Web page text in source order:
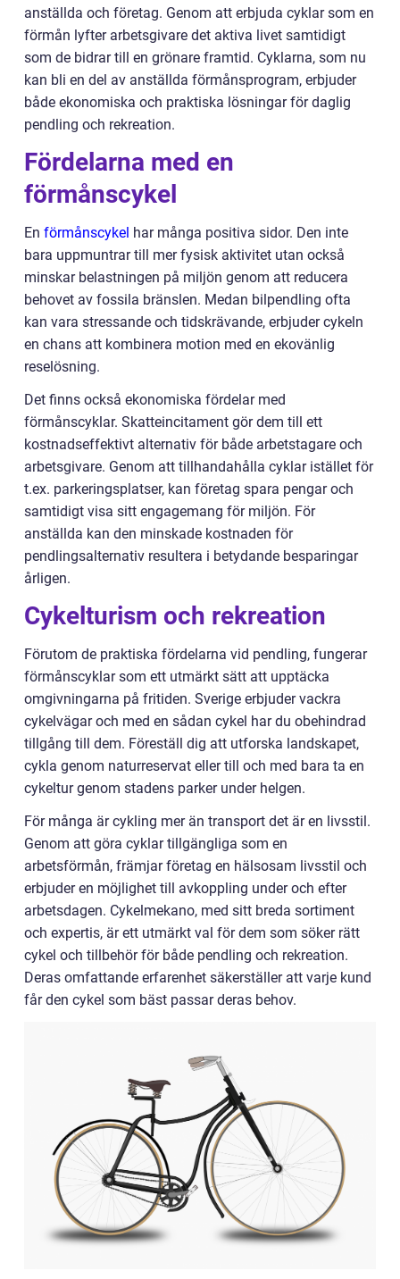
anställda och företag. Genom att erbjuda cyklar som en
förmån lyfter arbetsgivare det aktiva livet samtidigt
som de bidrar till en grönare framtid. Cyklarna, som nu
kan bli en del av anställda förmånsprogram, erbjuder
både ekonomiska och praktiska lösningar för daglig
pendling och rekreation.
Fördelarna med en
förmånscykel
En förmånscykel har många positiva sidor. Den inte
bara uppmuntrar till mer fysisk aktivitet utan också
minskar belastningen på miljön genom att reducera
behovet av fossila bränslen. Medan bilpendling ofta
kan vara stressande och tidskrävande, erbjuder cykeln
en chans att kombinera motion med en ekovänlig
reselösning.
Det finns också ekonomiska fördelar med
förmånscyklar. Skatteincitament gör dem till ett
kostnadseffektivt alternativ för både arbetstagare och
arbetsgivare. Genom att tillhandahålla cyklar istället för
t.ex. parkeringsplatser, kan företag spara pengar och
samtidigt visa sitt engagemang för miljön. För
anställda kan den minskade kostnaden för
pendlingsalternativ resultera i betydande besparingar
årligen.
Cykelturism och rekreation
Förutom de praktiska fördelarna vid pendling, fungerar
förmånscyklar som ett utmärkt sätt att upptäcka
omgivningarna på fritiden. Sverige erbjuder vackra
cykelvägar och med en sådan cykel har du obehindrad
tillgång till dem. Föreställ dig att utforska landskapet,
cykla genom naturreservat eller till och med bara ta en
cykeltur genom stadens parker under helgen.
För många är cykling mer än transport det är en livsstil.
Genom att göra cyklar tillgängliga som en
arbetsförmån, främjar företag en hälsosam livsstil och
erbjuder en möjlighet till avkoppling under och efter
arbetsdagen. Cykelmekano, med sitt breda sortiment
och expertis, är ett utmärkt val för dem som söker rätt
cykel och tillbehör för både pendling och rekreation.
Deras omfattande erfarenhet säkerställer att varje kund
får den cykel som bäst passar deras behov.